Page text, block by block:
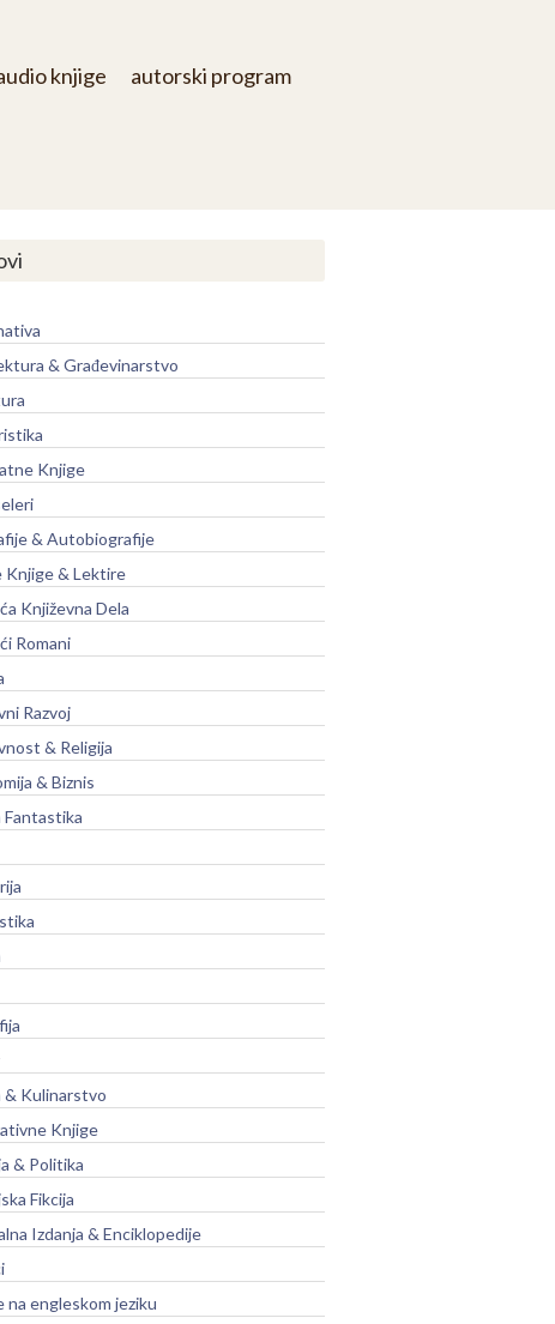
knjige autorski program
& Građevinarstvo
Knjige
& Autobiografije
Knjige & Lektire
Književna Dela
Romani
Razvoj
& Religija
& Biznis
Fantastika
& Kulinarstvo
Knjige
& Politika
Fikcija
Izdanja & Enciklopedije
na engleskom jeziku